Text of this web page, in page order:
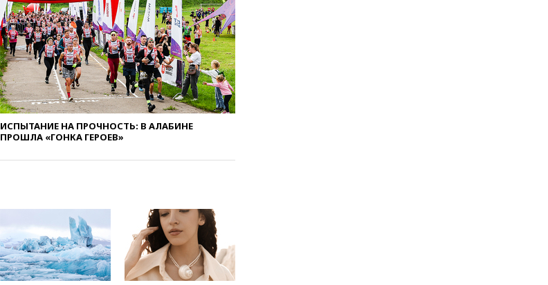
вчера, 17:13ТАСС: видео с
Моджтабой Хаменеи,
опубликованное сегодня,
снято давно
вчера, 16:47 Сирия и Россия
договорились о присутствии
российских военных баз в
республике
вчера, 16:16Bloomberg: США
потратят 400 млн долларов на
году
вчера, 15:46«Росатом»
возвращает специалистов в
Иран на АЭС «Бушер»
вчера, 15:15В Москве
ИСПЫТАНИЕ НА ПРОЧНОСТЬ: В АЛАБИНЕ
ПРОШЛА «ГОНКА ГЕРОЕВ»